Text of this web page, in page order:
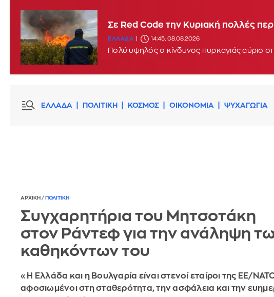
Σφοδροί άνεμοι και υψηλές
Σε Red Code την Κυριακή πολλές
ΕΛΛΑΔΑ 14:45, 08.08.2026
Πολύ υψηλός ο κίνδυνος πυρκαγιάς αύριο
ΕΛΛΑΔΑ ΠΟΛΙΤΙΚΗ ΚΟΣΜΟΣ ΟΙΚΟΝΟΜΙΑ ΨΥΧΑΓΩΓΙΑ
ΑΡΧΙΚΗ / ΠΟΛΙΤΙΚΗ
Συγχαρητήρια του Μητσοτάκη
στον Ράντεφ για την ανάληψη
καθηκόντων του
«Η Ελλάδα και η Βουλγαρία είναι στενοί εταίροι της ΕΕ/
αφοσιωμένοι στη σταθερότητα, την ασφάλεια και την